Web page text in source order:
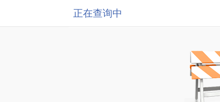
正在查询中